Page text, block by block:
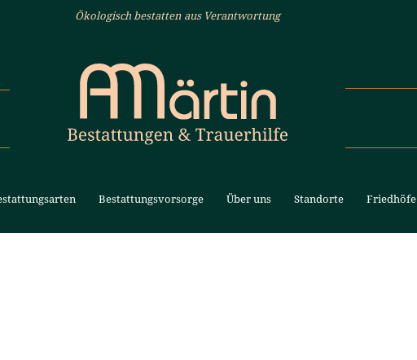
Ökologisch bestatten aus Verantwortung
Bestattungsvorsorge Über uns Standorte Friedhöfe